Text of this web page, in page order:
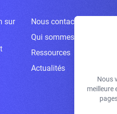
sur
Nous contacter
Qui sommes-nous ?
Ressources
Actualités
Nous
meilleure